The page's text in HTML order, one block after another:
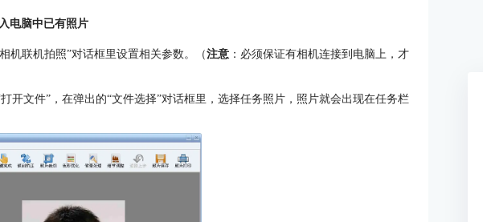
电脑中已有照片
机联机拍照”对话框里设置相关参数。（注意 ：必须保证有相机连接到电脑上，才
开文件”，在弹出的“文件选择”对话框里，选择任务照片，照片就会出现在任务栏